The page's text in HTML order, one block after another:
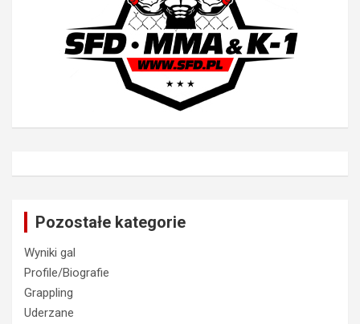
Pozostałe kategorie
Wyniki gal
Profile/Biografie
Grappling
Uderzane